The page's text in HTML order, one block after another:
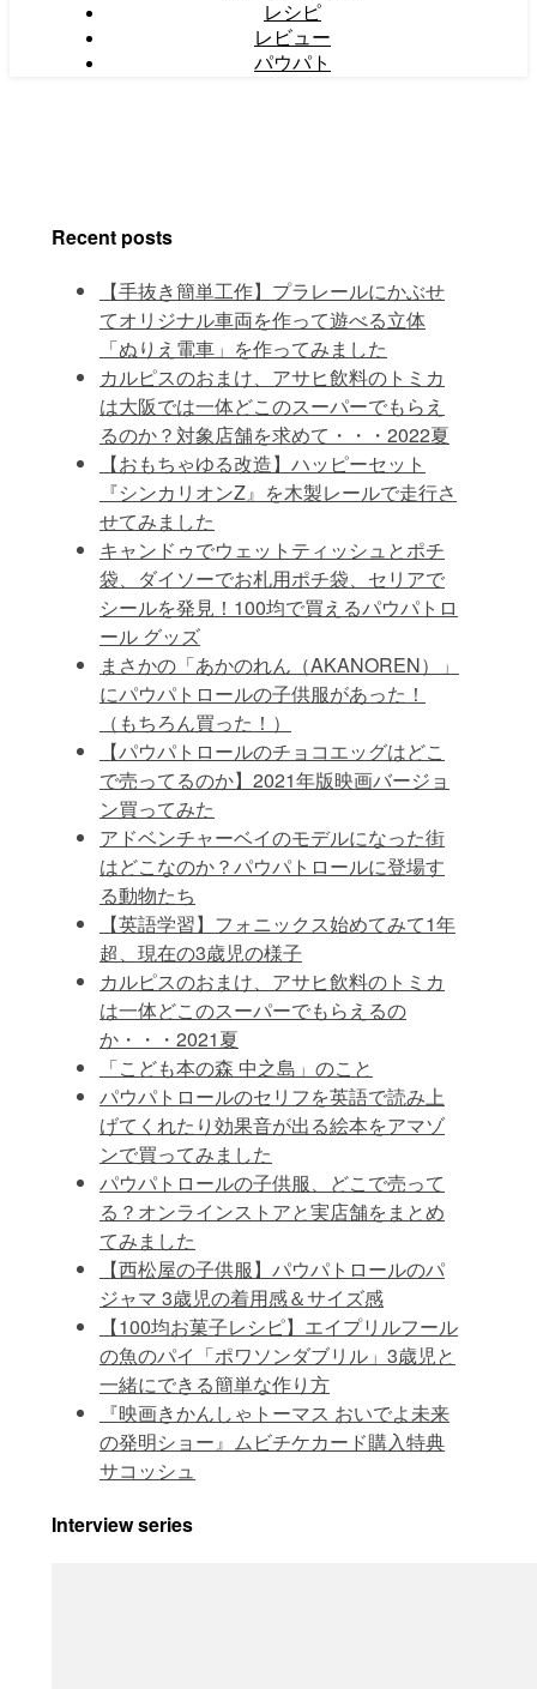
レシピ
レビュー
パウパト
Recent posts
【手抜き簡単工作】プラレールにかぶせ
てオリジナル車両を作って遊べる立体
「ぬりえ電車」を作ってみました
カルピスのおまけ、アサヒ飲料のトミカ
は大阪では一体どこのスーパーでもらえ
るのか？対象店舗を求めて・・・2022夏
【おもちゃゆる改造】ハッピーセット
『シンカリオンZ』を木製レールで走行さ
せてみました
キャンドゥでウェットティッシュとポチ
袋、ダイソーでお札用ポチ袋、セリアで
シールを発見！100均で買えるパウパトロ
ール グッズ
まさかの「あかのれん（AKANOREN）」
にパウパトロールの子供服があった！
（もちろん買った！）
【パウパトロールのチョコエッグはどこ
で売ってるのか】2021年版映画バージョ
ン買ってみた
アドベンチャーベイのモデルになった街
はどこなのか？パウパトロールに登場す
る動物たち
【英語学習】フォニックス始めてみて1年
超、現在の3歳児の様子
カルピスのおまけ、アサヒ飲料のトミカ
は一体どこのスーパーでもらえるの
か・・・2021夏
「こども本の森 中之島」のこと
パウパトロールのセリフを英語で読み上
げてくれたり効果音が出る絵本をアマゾ
ンで買ってみました
パウパトロールの子供服、どこで売って
る？オンラインストアと実店舗をまとめ
てみました
【西松屋の子供服】パウパトロールのパ
ジャマ 3歳児の着用感＆サイズ感
【100均お菓子レシピ】エイプリルフール
の魚のパイ「ポワソンダブリル」3歳児と
一緒にできる簡単な作り方
『映画きかんしゃトーマス おいでよ未来
の発明ショー』ムビチケカード購入特典
サコッシュ
Interview series